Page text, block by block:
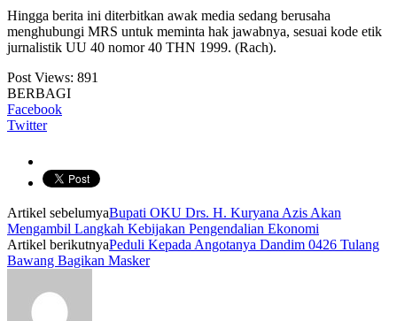
Hingga berita ini diterbitkan awak media sedang berusaha
menghubungi MRS untuk meminta hak jawabnya, sesuai kode etik
jurnalistik UU 40 nomor 40 THN 1999. (Rach).
Post Views: 891
BERBAGI
Facebook
Twitter
Artikel sebelumyaBupati OKU Drs. H. Kuryana Azis Akan
Mengambil Langkah Kebijakan Pengendalian Ekonomi
Artikel berikutnyaPeduli Kepada Angotanya Dandim 0426 Tulang
Bawang Bagikan Masker